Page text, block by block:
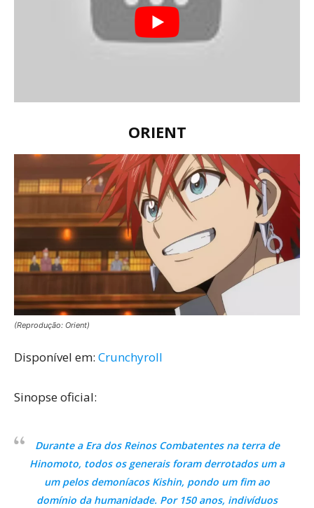
ORIENT
(Reprodução: Orient)
Disponível em: Crunchyroll
Sinopse oficial:
Durante a Era dos Reinos Combatentes na terra de
Hinomoto, todos os generais foram derrotados um a
um pelos demoníacos Kishin, pondo um fim ao
domínio da humanidade. Por 150 anos, indivíduos